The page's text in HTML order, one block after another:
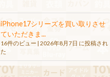
iPhone17シリーズを買い取りさせ
ていただきま...
16件のビュー | 2026年8月7日 に投稿され
た